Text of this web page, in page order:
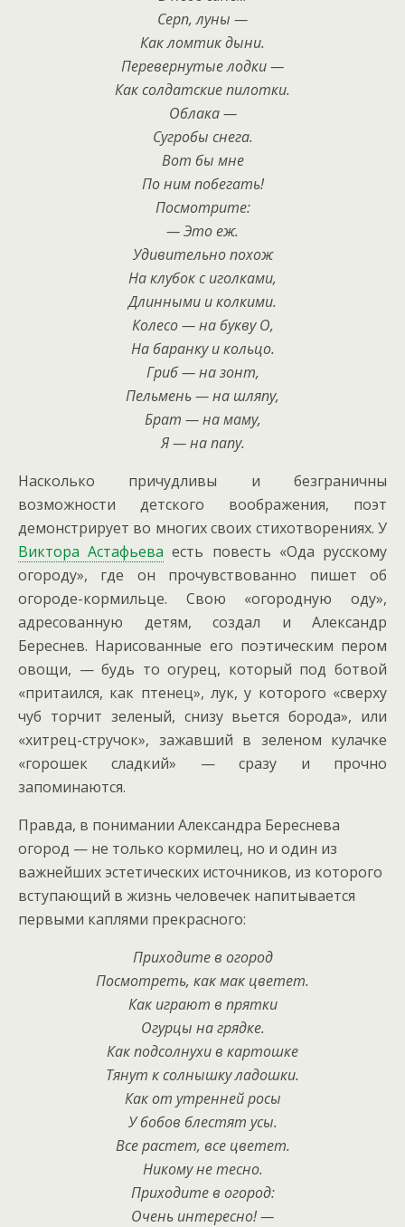
Серп, луны —
Как ломтик дыни.
Перевернутые лодки —
Как солдатские пилотки.
Облака —
Сугробы снега.
Вот бы мне
По ним побегать!
Посмотрите:
— Это еж.
Удивительно похож
На клубок с иголками,
Длинными и колкими.
Колесо — на букву О,
На баранку и кольцо.
Гриб — на зонт,
Пельмень — на шляпу,
Брат — на маму,
Я — на папу.
Насколько причудливы и безграничны
возможности детского воображения, поэт
демонстрирует во многих своих стихотворениях. У
Виктора Астафьева есть повесть «Ода русскому
огороду», где он прочувствованно пишет об
огороде-кормильце. Свою «огородную оду»,
адресованную детям, создал и Александр
Береснев. Нарисованные его поэтическим пером
овощи, — будь то огурец, который под ботвой
«притаился, как птенец», лук, у которого «сверху
чуб торчит зеленый, снизу вьется борода», или
«хитрец-стручок», зажавший в зеленом кулачке
«горошек сладкий» — сразу и прочно
запоминаются.
Правда, в понимании Александра Береснева
огород — не только кормилец, но и один из
важнейших эстетических источников, из которого
вступающий в жизнь человечек напитывается
первыми каплями прекрасного:
Приходите в огород
Посмотреть, как мак цветет.
Как играют в прятки
Огурцы на грядке.
Как подсолнухи в картошке
Тянут к солнышку ладошки.
Как от утренней росы
У бобов блестят усы.
Все растет, все цветет.
Никому не тесно.
Приходите в огород:
Очень интересно! —